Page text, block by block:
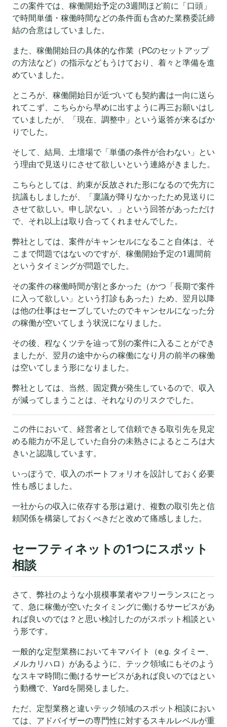
この案件では、稼働開始予定の3週間ほど前に「口頭」
で時間単価・稼働時間などの条件面も含めた業務委託締
結の合意はしていました。
また、稼働開始日の具体的な作業（PCのセットアップ
の方法など）の指示などもうけており、着々と準備を進
めていました。
ところが、稼働開始日が近づいても契約書は一向に送ら
れてこず、こちらから早めに出すように再三お願いはし
ていましたが、「現在、調整中」という返答が来るばか
りでした。
そして、結局、土壇場で「単価の条件が合わない」とい
う理由で見送りにさせて欲しいという連絡がきました。
こちらとしては、約束が反故された形になるので先方に
抗議もしましたが、「稟議が降りなかったため見送りに
させて欲しい。申し訳ない。」という回答があっただけ
で、それ以上は取り合ってくれませんでした。
弊社としては、案件がキャンセルになること自体は、そ
こまで問題ではないのですが、稼働開始予定の1週間前
というタイミングが問題でした。
その案件の稼働時間が割と多かった（かつ「長期で案件
に入って欲しい」という打診もあった）ため、翌月以降
は他の仕事はセーブしていたのでキャンセルになった分
の稼働が空いてしまう状況になりました。
その後、程なくツテを辿って別の案件に入ることができ
ましたが、翌月の途中からの稼働になり月の前半の稼働
は空いてしまう形になりました。
弊社としては、当然、固定費が発生しているので、収入
が減ってしまうことは、それなりのリスクでした。
この件において、経営者として信頼できる取引先を見定
める能力が不足していた自分の未熟さによるところは大
きいと認識しています。
いっぽうで、収入のポートフォリオを設計しておく必要
性も感じました。
一社からの収入に依存する形は避け、複数の取引先と信
頼関係を構築しておくべきだと改めて痛感しました。
セーフティネットの1つにスポット
相談
さて、弊社のような小規模事業者やフリーランスにとっ
て、急に稼働が空いたタイミングに働けるサービスがあ
れば良いのでは？と思い検討したのがスポット相談とい
う形です。
一般的な定型業務においてキマバイト（e.g. タイミー、
メルカリハロ）があるように、テック領域にもそのよう
なスキマ時間に働けるサービスがあれば良いのではとい
う動機で、Yardを開発しました。
ただ、定型業務と違いテック領域のスポット相談におい
ては、アドバイザーの専門性に対するスキルレベルが重